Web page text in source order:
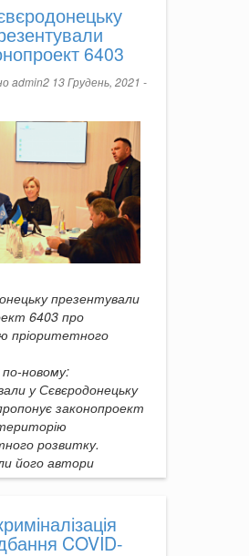
6403
admin213 Грудень, 2021 -
презентували
6403 про
пріоритетного
новому:
у Сєвєродонецьку
законопроект
розвитку.
його автори
COVID-